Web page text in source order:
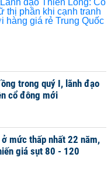
trong quý I, lãnh đạo
cổ đông mới
mức thấp nhất 22 năm,
giá sụt 80 - 120